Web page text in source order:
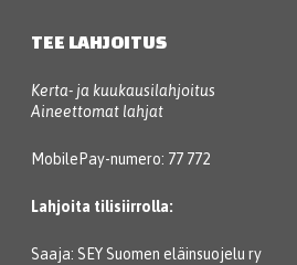
TEE LAHJOITUS
Kerta- ja kuukausilahjoitus
Aineettomat lahjat
MobilePay-numero: 77 772
Lahjoita tilisiirrolla:
Saaja: SEY Suomen eläinsuojelu ry